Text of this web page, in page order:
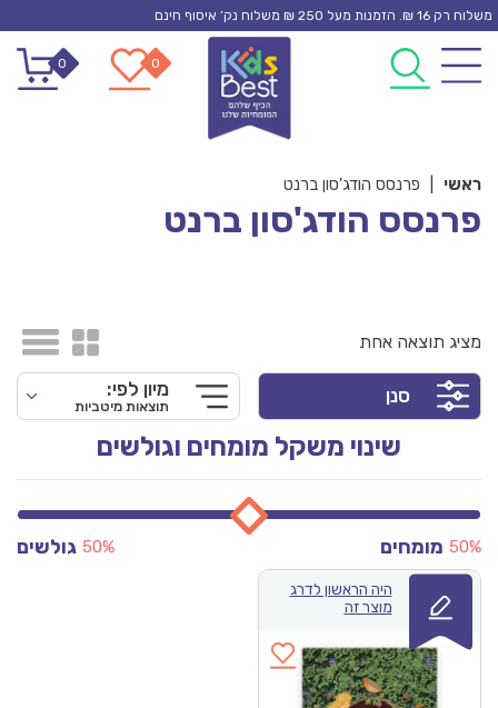
Skip
content
משלוח רק 16 ₪. הזמנות מעל 250 ₪ משלוח נק’ איסוף חינם
0
0
ראשי פרנסס הודג'סון ברנט
פרנסס הודג'סון ברנט
מציג תוצאה אחת
סנן מיון לפי:
תוצאות מיטביות
שינוי משקל מומחים וגולשים
מומחים 50% גולשים 50%
היה הראשון לדרג
מוצר זה